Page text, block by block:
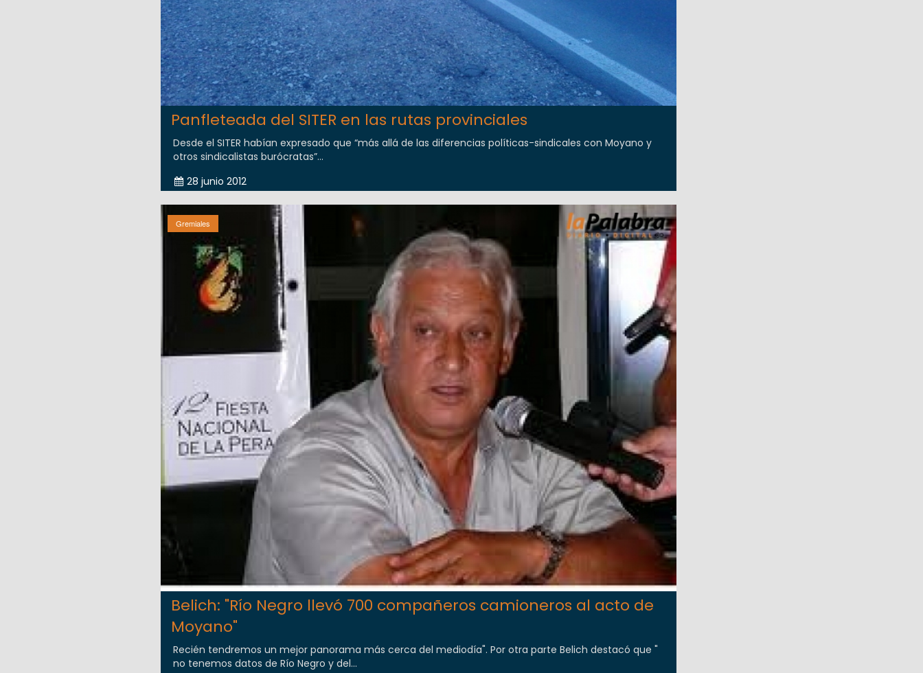
Panfleteada del SITER en las rutas provinciales
Desde el SITER habían expresado que “más allá de las diferencias políticas-sindicales con Moyano y
otros sindicalistas burócratas”...
28 junio 2012
Gremiales
Belich: "Río Negro llevó 700 compañeros camioneros al acto de
Moyano"
Recién tendremos un mejor panorama más cerca del mediodía". Por otra parte Belich destacó que "
no tenemos datos de Río Negro y del...